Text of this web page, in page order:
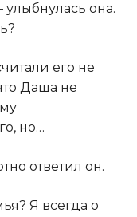
она.
его не
Даша не
но…​
ответил он.​
Я всегда о